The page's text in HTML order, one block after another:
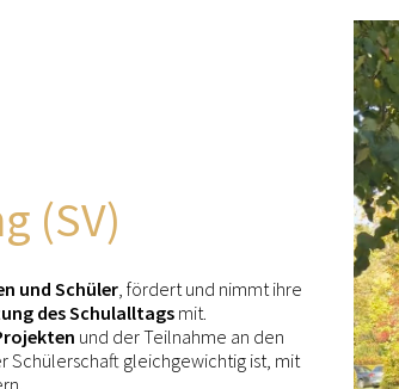
(SV)
und Schüler, fördert und nimmt ihre
des Schulalltagsmit.
und der Teilnahme an den
Schülerschaft gleichgewichtig ist, mit